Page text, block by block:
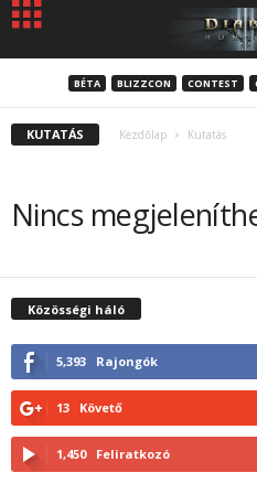
BÉTA BLIZZCON CONTEST
KUTATÁS Kezdőlap Kutatás
Nincs
Közösségi háló
5,393 Rajongók
13 Követő
1,450 Feliratkozó